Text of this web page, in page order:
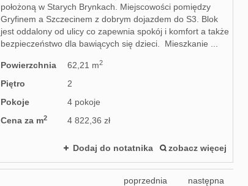
położoną w Starych Brynkach. Miejscowości pomiędzy
Gryfinem a Szczecinem z dobrym dojazdem do S3. Blok
jest oddalony od ulicy co zapewnia spokój i komfort a także
bezpieczeństwo dla bawiących się dzieci. Mieszkanie ...
Powierzchnia 62,21 m2
Piętro
2
Pokoje
4 pokoje
Cena za m2 4 822,36 zł
Dodaj do notatnika zobacz więcej
poprzednia następna